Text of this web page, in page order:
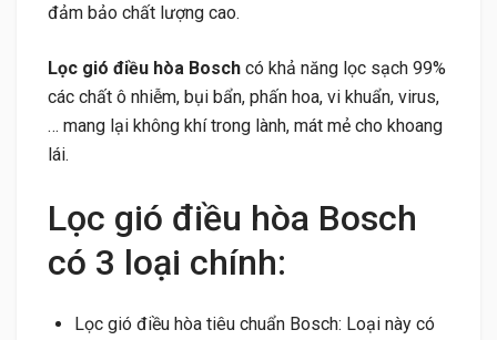
đảm bảo chất lượng cao.
Lọc gió điều hòa Bosch có khả năng lọc sạch 99%
các chất ô nhiễm, bụi bẩn, phấn hoa, vi khuẩn, virus,
… mang lại không khí trong lành, mát mẻ cho khoang
lái.
Lọc gió điều hòa Bosch
có 3 loại chính:
Lọc gió điều hòa tiêu chuẩn Bosch: Loại này có